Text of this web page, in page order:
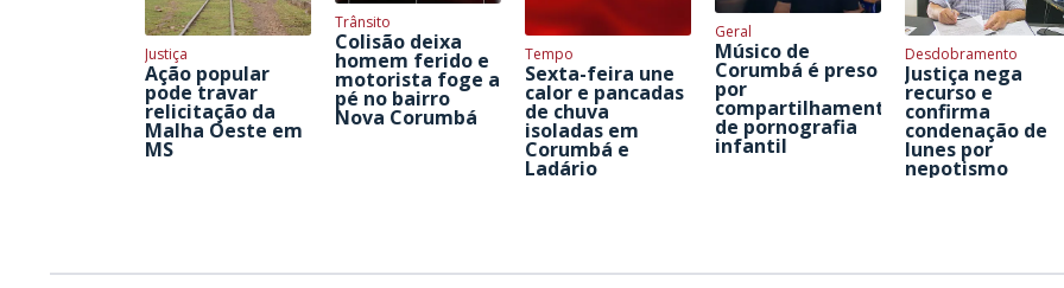
Justiça
Ação popular
pode travar
relicitação da
Malha Oeste em
MS
Trânsito
Colisão deixa
homem ferido e
motorista foge a
pé no bairro
Nova Corumbá
Tempo
Sexta-feira une
calor e pancadas
de chuva
isoladas em
Corumbá e
Ladário
Geral
Músico de
Corumbá é preso
por
compartilhamento
de pornografia
infantil
Desdobramento
Justiça nega
recurso e
confirma
condenação de
Iunes por
nepotismo